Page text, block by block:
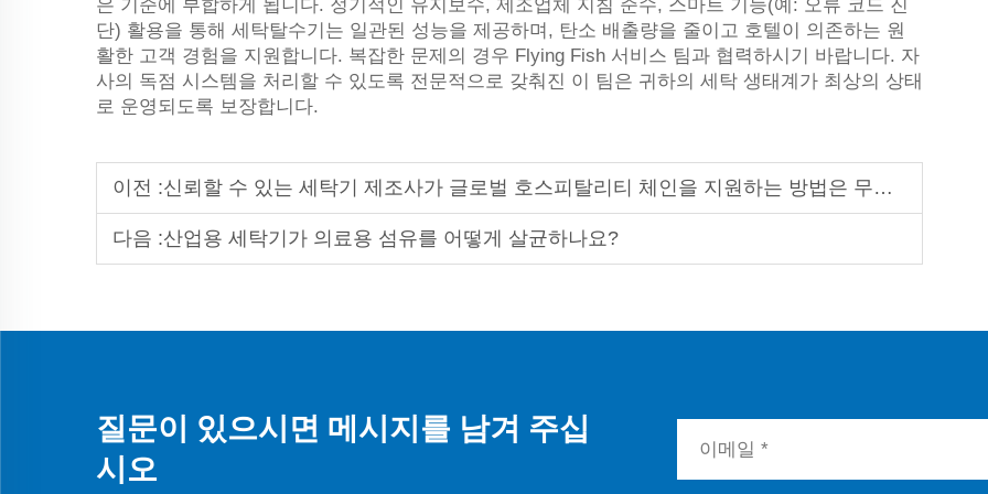
은 기준에 부합하게 됩니다. 정기적인 유지보수, 제조업체 지침 준수, 스마트 기능(예: 오류 코드 진
단) 활용을 통해 세탁탈수기는 일관된 성능을 제공하며, 탄소 배출량을 줄이고 호텔이 의존하는 원
활한 고객 경험을 지원합니다. 복잡한 문제의 경우 Flying Fish 서비스 팀과 협력하시기 바랍니다. 자
사의 독점 시스템을 처리할 수 있도록 전문적으로 갖춰진 이 팀은 귀하의 세탁 생태계가 최상의 상태
로 운영되도록 보장합니다.
이전 :신뢰할 수 있는 세탁기 제조사가 글로벌 호스피탈리티 체인을 지원하는 방법은 무엇인가?
다음 :산업용 세탁기가 의료용 섬유를 어떻게 살균하나요?
질문이 있으시면 메시지를 남겨 주십
시오